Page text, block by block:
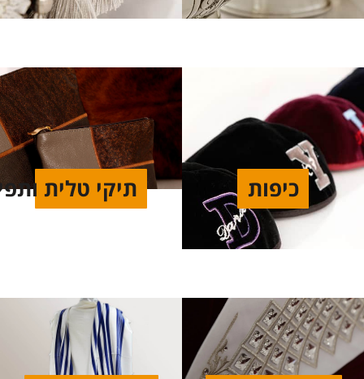
כיפות תיקי טלית